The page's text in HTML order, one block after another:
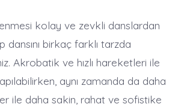
kolay ve zevkli danslardan
dansını birkaç farklı tarzda
Akrobatik ve hızlı hareketleri ile
aynı zamanda da daha
ile daha sakin, rahat ve sofistike